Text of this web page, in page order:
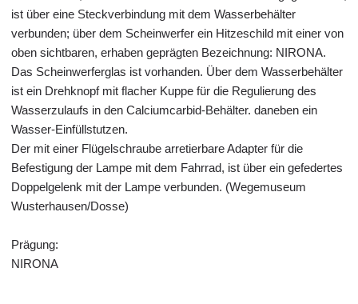
ist über eine Steckverbindung mit dem Wasserbehälter
verbunden; über dem Scheinwerfer ein Hitzeschild mit einer von
oben sichtbaren, erhaben geprägten Bezeichnung: NIRONA.
Das Scheinwerferglas ist vorhanden. Über dem Wasserbehälter
ist ein Drehknopf mit flacher Kuppe für die Regulierung des
Wasserzulaufs in den Calciumcarbid-Behälter. daneben ein
Wasser-Einfüllstutzen.
Der mit einer Flügelschraube arretierbare Adapter für die
Befestigung der Lampe mit dem Fahrrad, ist über ein gefedertes
Doppelgelenk mit der Lampe verbunden. (Wegemuseum
Wusterhausen/Dosse)
Prägung:
NIRONA